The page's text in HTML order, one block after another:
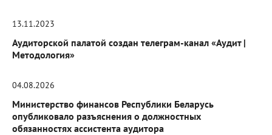
13.11.2023
Аудиторской палатой создан телеграм-канал «Аудит |
Методология»
04.08.2026
Министерство финансов Республики Беларусь
опубликовало разъяснения о должностных
обязанностях ассистента аудитора